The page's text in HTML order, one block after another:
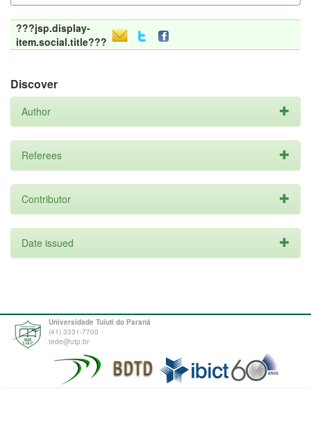
???jsp.display-
item.social.title???
Discover
Author
Referees
Contributor
Date issued
Universidade Tuiuti do Paraná
(41) 3331-7700
tede@utp.br